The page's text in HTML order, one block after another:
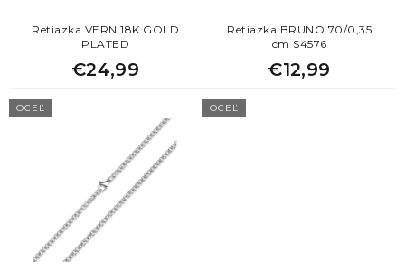
Retiazka VERN 18K GOLD
PLATED
€24,99
Retiazka BRUNO 70/0,35
cm S4576
€12,99
OCEĽ OCEĽ